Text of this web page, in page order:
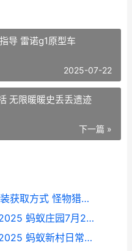
导 雷诺g1原型车
2025-07-22
无限暖暖史丢丢遗迹
下一篇 »
怪物猎人荒野启程鹰之心服装获取方式 怪物猎人荒野启动崩溃报告怎么解决
蚂蚁庄园7月20日今天答案2025 蚂蚁庄园7月20日最新问题
蚂蚁新村7月22日答案更新2025 蚂蚁新村日常任务